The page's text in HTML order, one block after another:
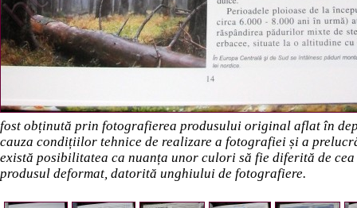
fost obținută prin fotografierea produsului original aflat în
cauza condițiilor tehnice de realizare a fotografiei și a
există posibilitatea ca nuanța unor culori să fie diferită de
produsul deformat, datorită unghiului de fotografiere.